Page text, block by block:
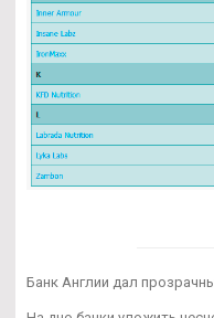
Банк Англии дал